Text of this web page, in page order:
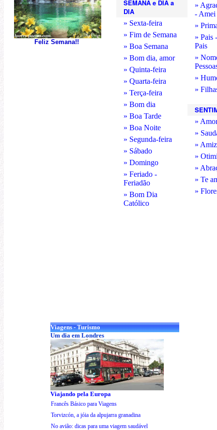
Feliz Semana!!
SEMANA e DIA a
DIA
» Sexta-feira
» Fim de Semana
» Boa Semana
» Bom dia, amor
» Quinta-feira
» Quarta-feira
» Terça-feira
» Bom dia
» Boa Tarde
» Boa Noite
» Segunda-feira
» Sábado
» Domingo
» Feriado -
Feriadão
» Bom Dia
Católico
»
-
»
» Pais
Pais
»
»
»
»
»
»
»
»
» Te
»
Viagens - Turismo
Um dia em Londres
Viajando pela Europa
Francês Básico para Viagens
Torvizcón, a jóia da alpujarra granadina
No avião: dicas para uma viagem saudável